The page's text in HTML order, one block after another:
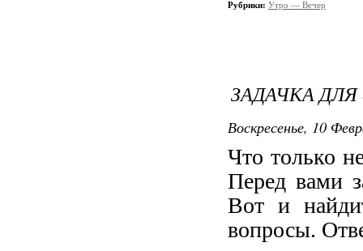
Рубрики: Утро — Вечер
ЗАДАЧКА ДЛЯ
Воскресенье, 10
Что только
Перед вами
Вот и
вопросы.